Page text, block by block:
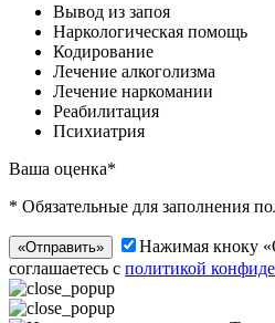
Вывод из запоя
Наркологическая помощь
Кодирование
Лечение алкоголизма
Лечение наркомании
Реабилитация
Психиатрия
Ваша оценка*
* Обязательные для заполнения
«Отправить»
Нажимая кноку
соглашаетесь с политикой